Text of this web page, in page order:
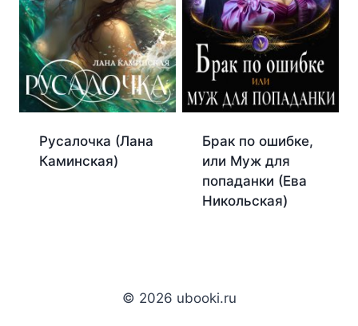
Русалочка (Лана
Каминская)
Брак по ошибке,
или Муж для
попаданки (Ева
Никольская)
© 2026 ubooki.ru